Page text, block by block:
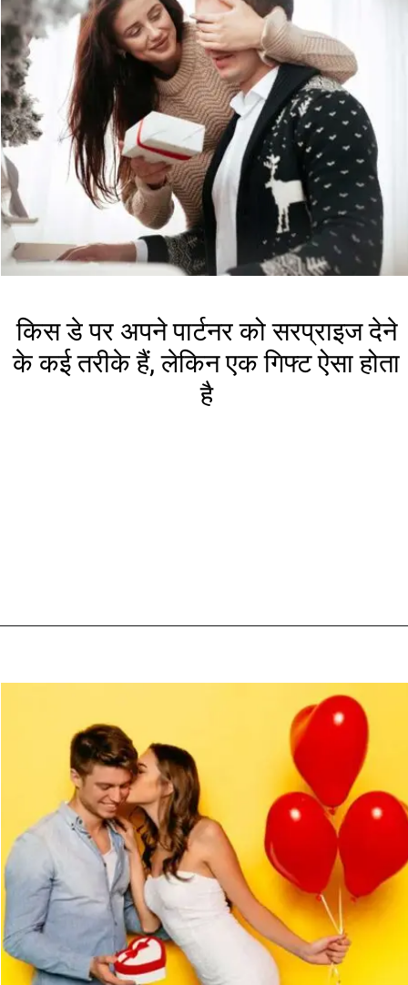
किस डे पर अपने पार्टनर को सरप्राइज देने
के कई तरीके हैं, लेकिन एक गिफ्ट ऐसा होता
है